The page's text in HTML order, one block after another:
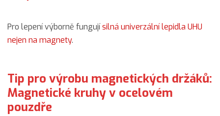
Pro lepení výborně fungujísilná univerzální lepidla UHU
nejen na magnety.
Tip pro výrobu magnetických držáků:
Magnetické kruhy v ocelovém
pouzdře